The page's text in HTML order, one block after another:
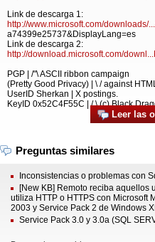
Link de descarga 1:
http://www.microsoft.com/downloads/
a74399e25737&DisplayLang=es
Link de descarga 2:
http://download.microsoft.com/
PGP | /"\ ASCII ribbon campaign
(Pretty Good Privacy) | \ / against
UserID Sherkan | X postings.
KeyID 0x52C4F55C | / \ (c) Black
Leer las
Preguntas similares
Inconsistencias o problemas con
[New KB] Remoto reciba aquellos
utiliza HTTP o HTTPS con Microsoft
2003 y Service Pack 2 de Windows
Service Pack 3.0 y 3.0a (SQL